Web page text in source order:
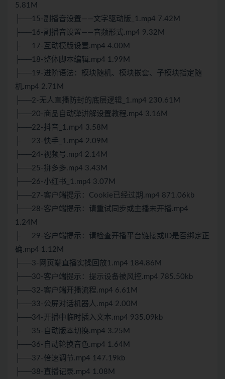
5.81M
├──15-副播音设置——文字驱动版_1.mp4 7.42M
├──16-副播音设置——音频形式.mp4 9.32M
├──17-互动模版设置.mp4 4.00M
├──18-整体脚本编辑.mp4 1.99M
├──19-进阶语法：模块随机、模块嵌套、子模块指定随
机.mp4 2.71M
├──2-无人直播防封的底层逻辑_1.mp4 230.61M
├──20-商品自动弹讲解设置教程.mp4 3.16M
├──22-抖音_1.mp4 3.58M
├──23-快手_1.mp4 2.09M
├──24-视频号.mp4 2.14M
├──25-拼多多.mp4 3.43M
├──26-小红书_1.mp4 3.07M
├──27-客户端提示：Cookie已经过期.mp4 871.06kb
├──28-客户端提示：请重试同步或主播未开播.mp4
1.24M
├──29-客户端提示：请检查开播平台链接或ID是否绑定正
确.mp4 1.12M
├──3-网页端直播实操回放1.mp4 184.86M
├──30-客户端提示：提示设备被风控.mp4 785.50kb
├──32-客户端开播流程.mp4 6.61M
├──33-公屏对话机器人.mp4 2.00M
├──34-开播中临时插入文本.mp4 935.09kb
├──35-自动版本切换.mp4 3.25M
├──36-自动轮换音色.mp4 1.64M
├──37-倍速调节.mp4 147.19kb
├──38-直播记录.mp4 1.08M